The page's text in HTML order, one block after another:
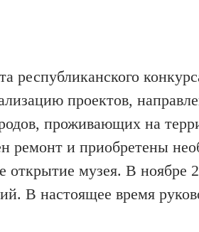
республиканского
проектов,
проживающих на
ремонт и приобретены
открытие музея. В ноябре
В настоящее время